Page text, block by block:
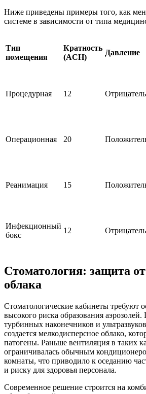
Ниже приведены примеры того, как
системе в зависимости от типа
Тип
помещения
Кратность
(ACH)
Давление
Процедурная 12
Операционная 20
Реанимация 15
Инфекционный
бокс
12
Стоматология: защита от
облака
Стоматологические кабинеты требуют
высокого риска образования аэрозолей.
турбинных наконечников и
создается мелкодисперсное облако,
патогены. Раньше вентиляция в таких
ограничивалась обычным
комнаты, что приводило к оседанию
и риску для здоровья персонала.
Современное решение строится на